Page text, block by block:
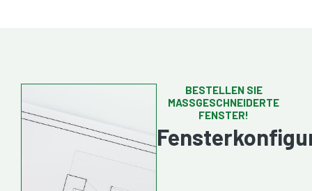
BESTELLEN SIE
MASSGESCHNEIDERTE F
ENSTER!